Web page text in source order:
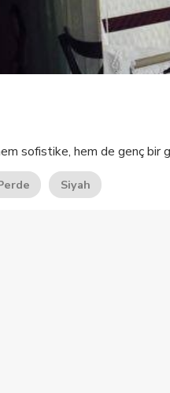
sofistike, hem de genç bir
Siyah